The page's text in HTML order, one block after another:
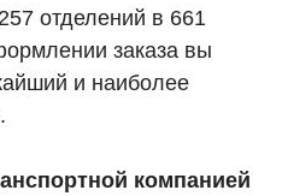
отделений в 661
заказа вы
и наиболее
компанией